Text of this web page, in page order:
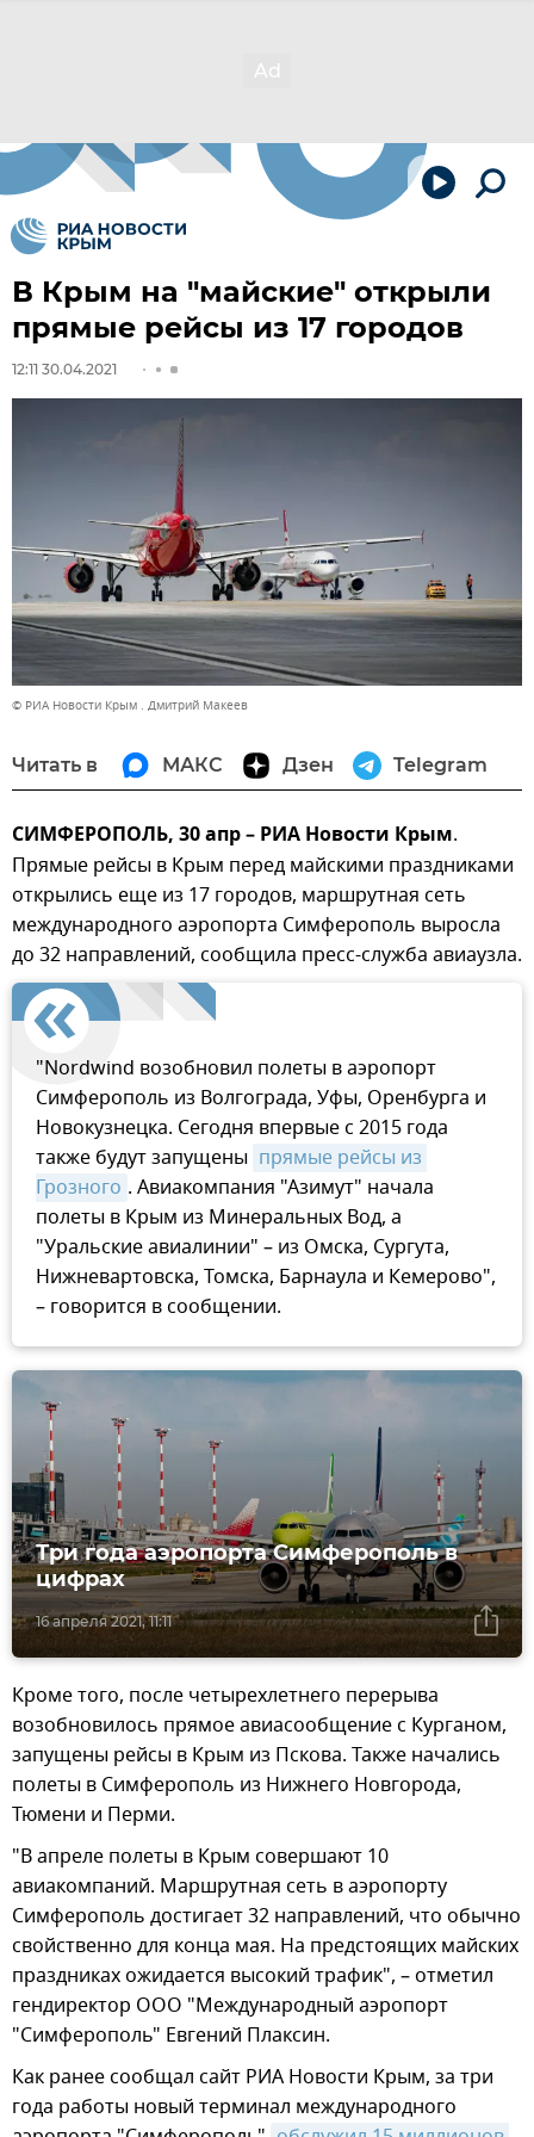
В Крым на "майские" открыли
прямые рейсы из 17 городов
12:11 30.04.2021
© РИА Новости Крым . Дмитрий Макеев
Читать в МАКС Дзен Telegram
СИМФЕРОПОЛЬ, 30 апр – РИА Новости Крым.
Прямые рейсы в Крым перед майскими праздниками
открылись еще из 17 городов, маршрутная сеть
международного аэропорта Симферополь выросла
до 32 направлений, сообщила пресс-служба авиаузла.
"Nordwind возобновил полеты в аэропорт
Симферополь из Волгограда, Уфы, Оренбурга и
Новокузнецка. Сегодня впервые с 2015 года
также будут запущены прямые рейсы из
Грозного . Авиакомпания "Азимут" начала
полеты в Крым из Минеральных Вод, а
"Уральские авиалинии" – из Омска, Сургута,
Нижневартовска, Томска, Барнаула и Кемерово",
– говорится в сообщении.
16 апреля 2021, 11:11
Три года аэропорта Симферополь в
цифрах
Кроме того, после четырехлетнего перерыва
возобновилось прямое авиасообщение с Курганом,
запущены рейсы в Крым из Пскова. Также начались
полеты в Симферополь из Нижнего Новгорода,
Тюмени и Перми.
"В апреле полеты в Крым совершают 10
авиакомпаний. Маршрутная сеть в аэропорту
Симферополь достигает 32 направлений, что обычно
свойственно для конца мая. На предстоящих майских
праздниках ожидается высокий трафик", – отметил
гендиректор ООО "Международный аэропорт
"Симферополь" Евгений Плаксин.
Как ранее сообщал сайт РИА Новости Крым, за три
года работы новый терминал международного